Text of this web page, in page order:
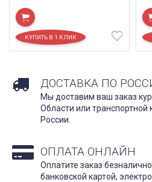
ДОСТАВКА ПО
Мы доставим ваш заказ
Области или транспортной
России.
ОПЛАТА ОНЛАЙН
Оплатите заказ
банковской картой,